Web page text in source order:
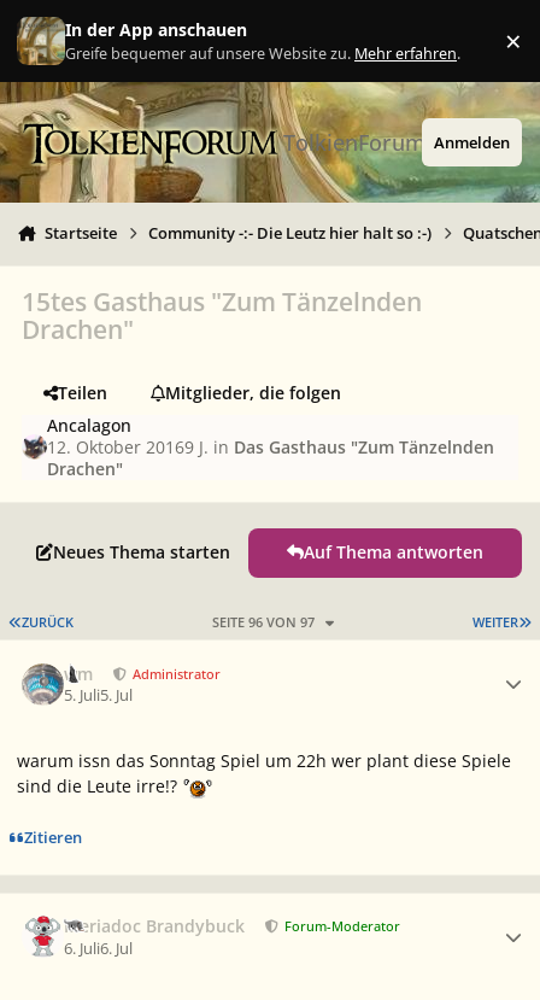
Zu Inhalt springen
In der App anschauen
Greife bequemer auf unsere Website zu. Mehr erfahren. ×
TolkienForum Anmelden
Startseite Community -:- Die Leutz hier halt so :-)
15tes Gasthaus "Zum Tänzelnden
Drachen"
Teilen
Mitglieder, die folgen
Ancalagon
12. Oktober 20169 J. in Das Gasthaus "Zum Tänzelnden
Drachen"
Neues Thema starten Auf Thema antworten
ERSTE SEITE
ZURÜCK WEITER
SEITE 96 VON 97
wm Administrator
5. Juli5. Jul
warum issn das Sonntag Spiel um 22h wer plant diese Spiele
sind die Leute irre!?
Zitieren
Meriadoc Brandybuck Forum-Moderator
6. Juli6. Jul